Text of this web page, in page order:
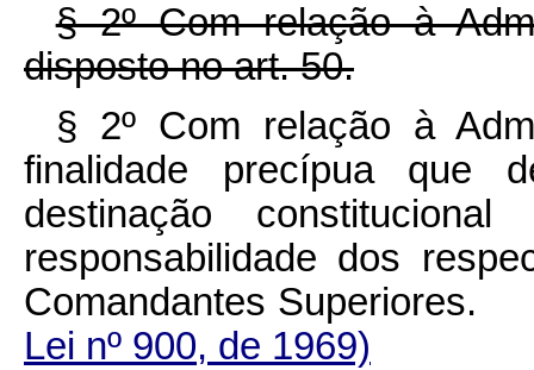
§ 2º Com relação à
disposto no art. 50.
§ 2º Com relação à
finalidade precípua que
destinação
responsabilidade dos
Comandantes
Lei nº 900, de 1969)